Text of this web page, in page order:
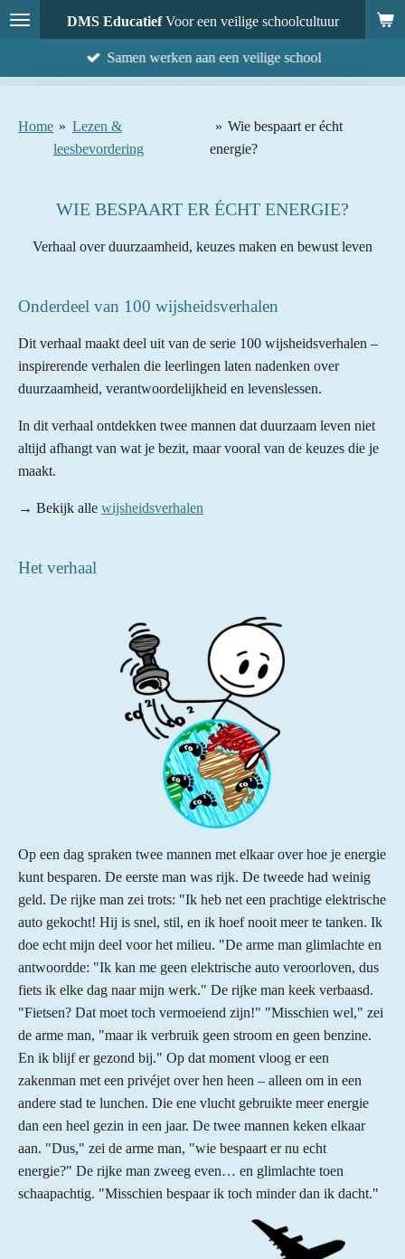
Ga
direct
DMS EducatiefVoor een veilige schoolcultuur
Samen werken aan een veilige school
Home » Lezen &
leesbevordering
» Wie bespaart er écht
energie?
WIE BESPAART ER ÉCHT ENERGIE?
Verhaal over duurzaamheid, keuzes maken en bewust leven
Onderdeel van 100 wijsheidsverhalen
Dit verhaal maakt deel uit van de serie 100 wijsheidsverhalen –
inspirerende verhalen die leerlingen laten nadenken over
duurzaamheid, verantwoordelijkheid en levenslessen.
In dit verhaal ontdekken twee mannen dat duurzaam leven niet
altijd afhangt van wat je bezit, maar vooral van de keuzes die je
maakt.
→ Bekijk alle wijsheidsverhalen
Het verhaal
Op een dag spraken twee mannen met elkaar over hoe je energie
kunt besparen. De eerste man was rijk. De tweede had weinig
geld. De rijke man zei trots: "Ik heb net een prachtige elektrische
auto gekocht! Hij is snel, stil, en ik hoef nooit meer te tanken. Ik
doe echt mijn deel voor het milieu. "De arme man glimlachte en
antwoordde: "Ik kan me geen elektrische auto veroorloven, dus
fiets ik elke dag naar mijn werk." De rijke man keek verbaasd.
"Fietsen? Dat moet toch vermoeiend zijn!" "Misschien wel," zei
de arme man, "maar ik verbruik geen stroom en geen benzine.
En ik blijf er gezond bij." Op dat moment vloog er een
zakenman met een privéjet over hen heen – alleen om in een
andere stad te lunchen. Die ene vlucht gebruikte meer energie
dan een heel gezin in een jaar. De twee mannen keken elkaar
aan. "Dus," zei de arme man, "wie bespaart er nu echt
energie?" De rijke man zweeg even… en glimlachte toen
schaapachtig. "Misschien bespaar ik toch minder dan ik dacht."